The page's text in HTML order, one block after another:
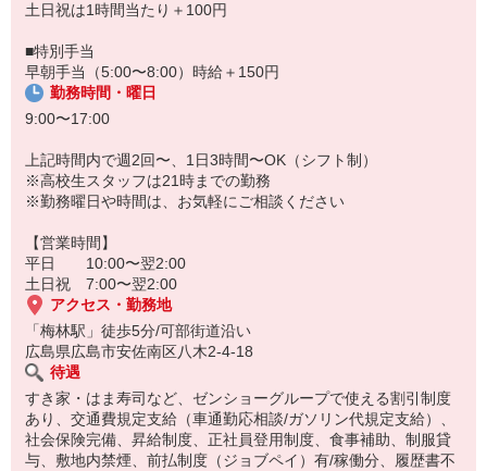
土日祝は1時間当たり＋100円
■特別手当
早朝手当（5:00〜8:00）時給＋150円
勤務時間・曜日
9:00〜17:00
上記時間内で週2回〜、1日3時間〜OK（シフト制）
※高校生スタッフは21時までの勤務
※勤務曜日や時間は、お気軽にご相談ください
【営業時間】
平日 10:00〜翌2:00
土日祝 7:00〜翌2:00
アクセス・勤務地
「梅林駅」徒歩5分/可部街道沿い
広島県広島市安佐南区八木2-4-18
待遇
すき家・はま寿司など、ゼンショーグループで使える割引制度
あり、交通費規定支給（車通勤応相談/ガソリン代規定支給）、
社会保険完備、昇給制度、正社員登用制度、食事補助、制服貸
与、敷地内禁煙、前払制度（ジョブペイ）有/稼働分、履歴書不